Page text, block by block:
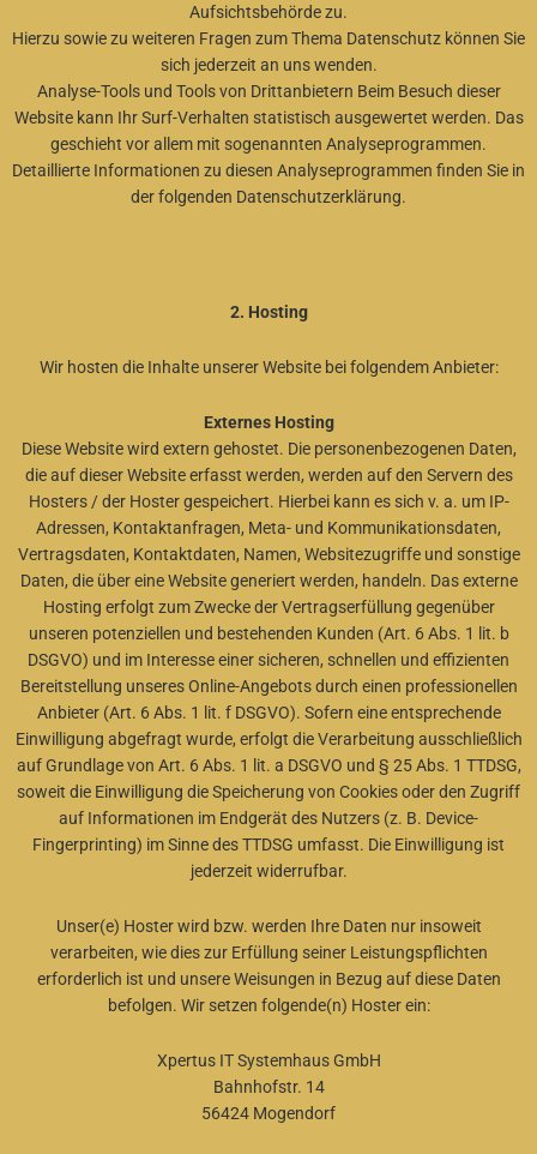
Aufsichtsbehörde zu.
Hierzu sowie zu weiteren Fragen zum Thema Datenschutz können Sie
sich jederzeit an uns wenden.
Analyse-Tools und Tools von Drittanbietern Beim Besuch dieser
Website kann Ihr Surf-Verhalten statistisch ausgewertet werden. Das
geschieht vor allem mit sogenannten Analyseprogrammen.
Detaillierte Informationen zu diesen Analyseprogrammen finden Sie in
der folgenden Datenschutzerklärung.
2. Hosting
Wir hosten die Inhalte unserer Website bei folgendem Anbieter:
Externes Hosting
Diese Website wird extern gehostet. Die personenbezogenen Daten,
die auf dieser Website erfasst werden, werden auf den Servern des
Hosters / der Hoster gespeichert. Hierbei kann es sich v. a. um IP-
Adressen, Kontaktanfragen, Meta- und Kommunikationsdaten,
Vertragsdaten, Kontaktdaten, Namen, Websitezugriffe und sonstige
Daten, die über eine Website generiert werden, handeln. Das externe
Hosting erfolgt zum Zwecke der Vertragserfüllung gegenüber
unseren potenziellen und bestehenden Kunden (Art. 6 Abs. 1 lit. b
DSGVO) und im Interesse einer sicheren, schnellen und effizienten
Bereitstellung unseres Online-Angebots durch einen professionellen
Anbieter (Art. 6 Abs. 1 lit. f DSGVO). Sofern eine entsprechende
Einwilligung abgefragt wurde, erfolgt die Verarbeitung ausschließlich
auf Grundlage von Art. 6 Abs. 1 lit. a DSGVO und § 25 Abs. 1 TTDSG,
soweit die Einwilligung die Speicherung von Cookies oder den Zugriff
auf Informationen im Endgerät des Nutzers (z. B. Device-
Fingerprinting) im Sinne des TTDSG umfasst. Die Einwilligung ist
jederzeit widerrufbar.
Unser(e) Hoster wird bzw. werden Ihre Daten nur insoweit
verarbeiten, wie dies zur Erfüllung seiner Leistungspflichten
erforderlich ist und unsere Weisungen in Bezug auf diese Daten
befolgen. Wir setzen folgende(n) Hoster ein:
Xpertus IT Systemhaus GmbH
Bahnhofstr. 14
56424 Mogendorf